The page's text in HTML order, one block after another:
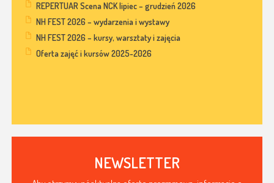
REPERTUAR Scena NCK lipiec – grudzień 2026
NH FEST 2026 – wydarzenia i wystawy
NH FEST 2026 – kursy, warsztaty i zajęcia
Oferta zajęć i kursów 2025-2026
NEWSLETTER